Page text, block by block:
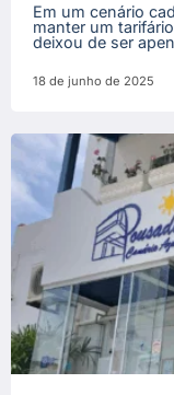
Em um cenário
manter um
deixou de ser
18 de junho de 2025